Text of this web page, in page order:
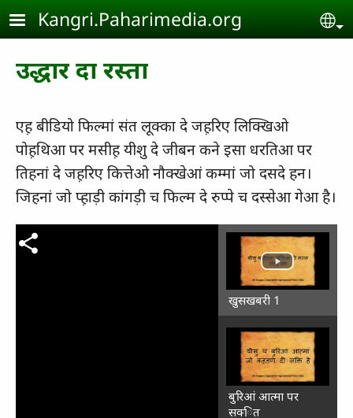
Skip to main content
Kangri.Paharimedia.org
उद्धार दा रस्‍ता
एह़ बीडियो फिल्‍मां संत लूक्‍का दे जह़रिए लिक्‍खिओ
पोह़थिआ पर मसीह़ यीशु दे जीबन कने इसा धरतिआ पर
तिहनां दे जह़रिए कित्तेओ नौक्‍खेआं कम्‍मां जो दसदे हन।
जिहनां जो प्‍ह़ाड़ी कांगड़ी च फिल्‍म दे रुप्‍पे च दस्‍सेआ गेआ है।
खुसखबरी 1
बुरिआं आत्‍मा पर
सक्‍ित